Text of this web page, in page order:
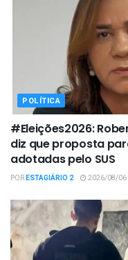
POLÍTICA
#Eleições2026:
diz que proposta
adotadas pelo SUS
PORESTAGIÁRIO 2 2026/08/06